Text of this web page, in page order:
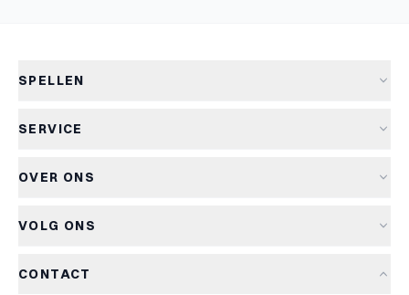
SPELLEN
Nieuwe spellen
Kinderspellen
SERVICE
Retourneren
OVER ONS
Het Kapiteinsspel
VOLG ONS
CONTACT